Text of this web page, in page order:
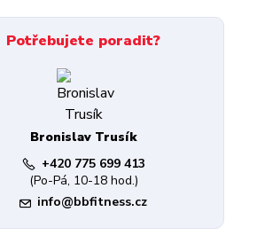
Potřebujete poradit?
Bronislav Trusík
+420 775 699 413
(Po-Pá, 10-18 hod.)
info@bbfitness.cz